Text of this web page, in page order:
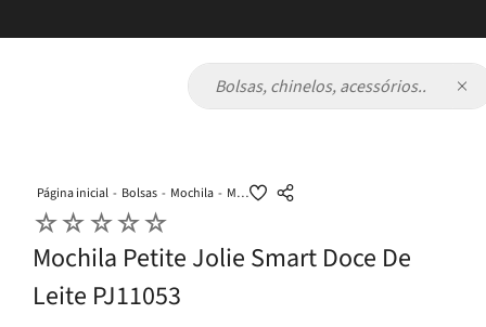
Bolsas, chinelos, acessórios...
Bolsas Mochila Mochila Petite Jolie Smart Doce De Leite PJ11053
☆☆☆☆☆
Mochila Petite Jolie Smart Doce De
Leite PJ11053